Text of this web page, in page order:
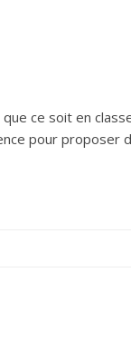
ce soit en
pour